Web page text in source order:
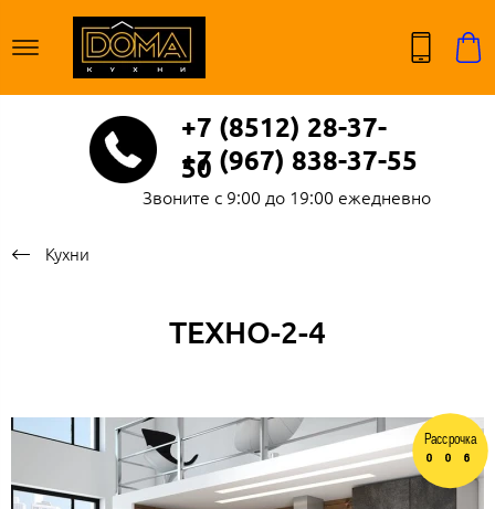
+7 (8512) 28-37-
50
Звоните с 9:00 до 19:00 ежедневно
+7 (967) 838-37-55
Кухни
ТЕХНО-2-4